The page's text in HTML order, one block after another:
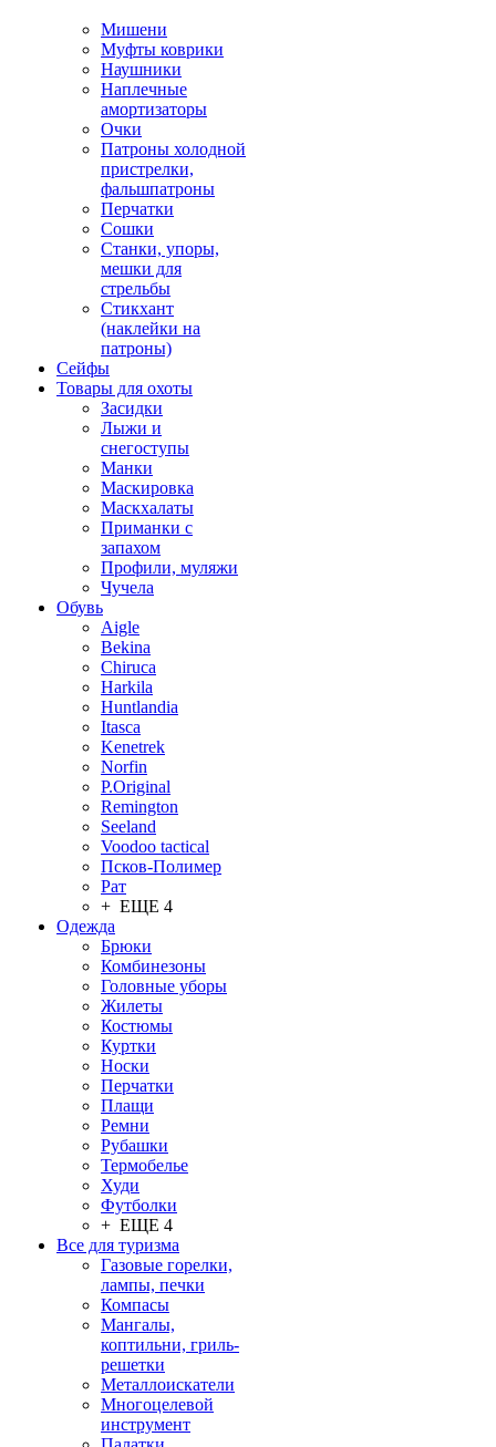
Мишени
Муфты коврики
Наушники
Наплечные
амортизаторы
Очки
Патроны холодной
пристрелки,
фальшпатроны
Перчатки
Сошки
Станки, упоры,
мешки для
стрельбы
Стикхант
(наклейки на
патроны)
Сейфы
Товары для охоты
Засидки
Лыжи и
снегоступы
Манки
Маскировка
Маскхалаты
Приманки с
запахом
Профили, муляжи
Чучела
Обувь
Aigle
Bekina
Chiruсa
Harkila
Huntlandia
Itasca
Kenetrek
Norfin
P.Original
Remington
Seeland
Voodoo tactical
Псков-Полимер
Рат
+ ЕЩЕ 4
Одежда
Брюки
Комбинезоны
Головные уборы
Жилеты
Костюмы
Куртки
Носки
Перчатки
Плащи
Ремни
Рубашки
Термобелье
Худи
Футболки
+ ЕЩЕ 4
Все для туризма
Газовые горелки,
лампы, печки
Компасы
Мангалы,
коптильни, гриль-
решетки
Металлоискатели
Многоцелевой
инструмент